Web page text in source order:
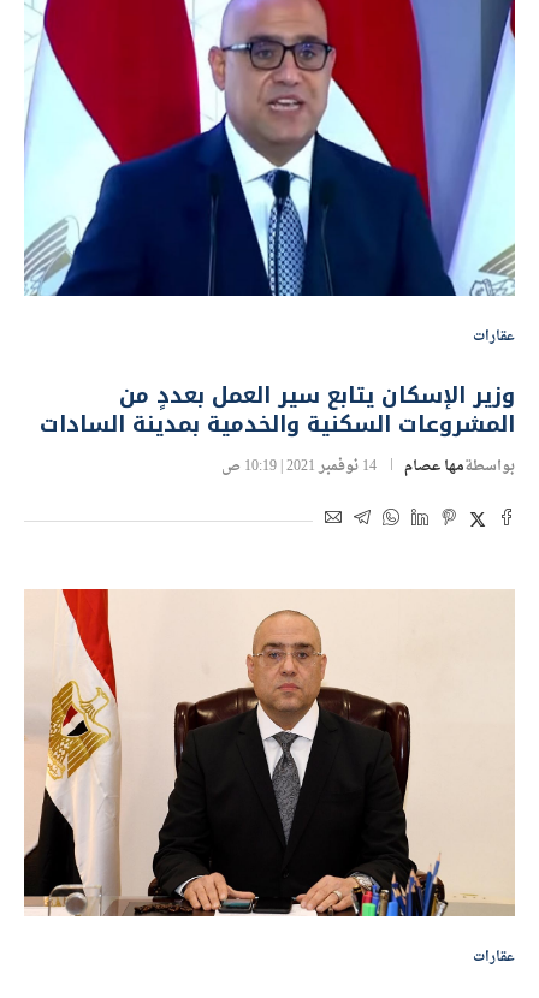
عقارات
وزير الإسكان يتابع سير العمل بعددٍ من
المشروعات السكنية والخدمية بمدينة السادات
بواسطةمها عصام 14 نوفمبر 2021 | 10:19 ص
عقارات